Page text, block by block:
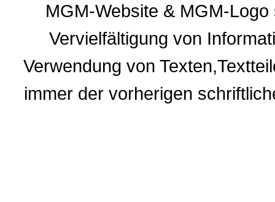
MGM-Website & MGM-
Vervielfältigung von
Verwendung von
immer der vorherigen